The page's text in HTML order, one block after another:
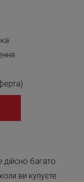
дійсно багато
ви купуєте